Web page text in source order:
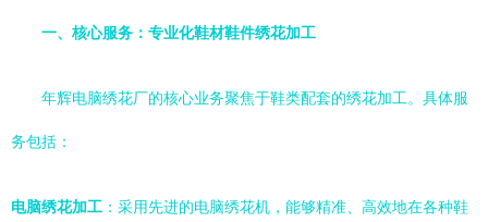
一、核心服务：专业化鞋材鞋件绣花加工
年辉电脑绣花厂的核心业务聚焦于鞋类配套的绣花加工。具体服
务包括：
电脑绣花加工 ：采用先进的电脑绣花机，能够精准、高效地在各种鞋